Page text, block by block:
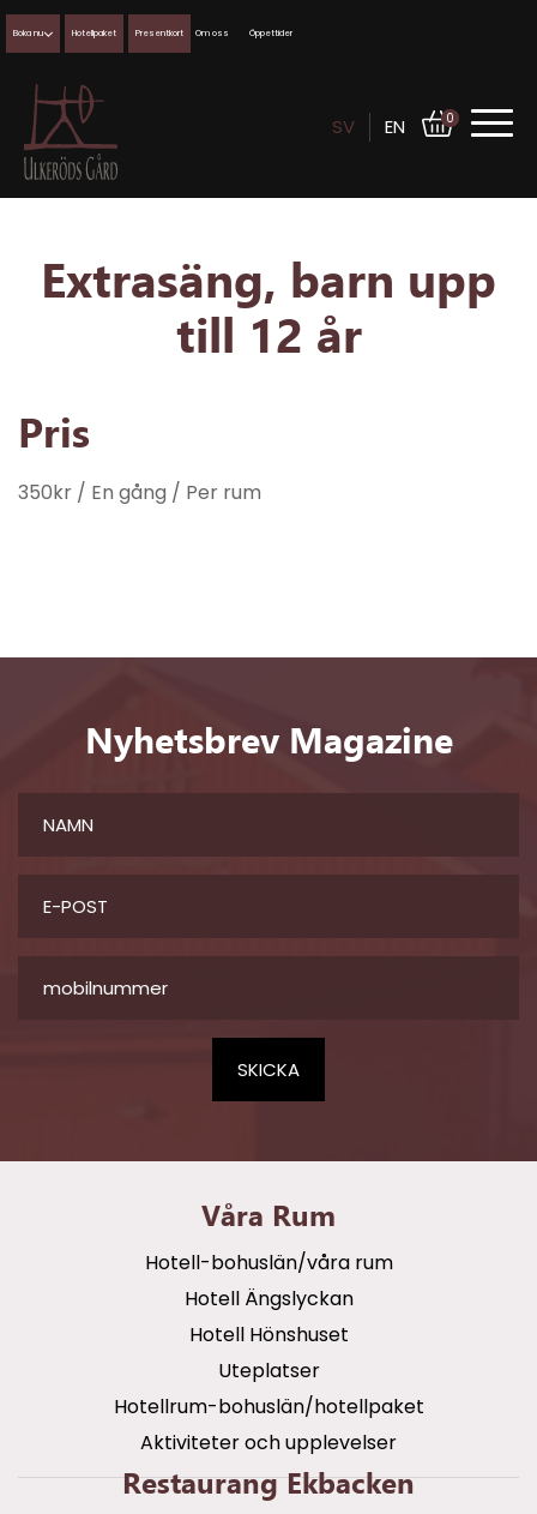
0
Boka nu Hotellpaket Presentkort Om oss Öppettider
SV EN
Extrasäng, barn upp
till 12 år
Pris
350kr / En gång / Per rum
Våra Rum
Hotell-bohuslän/våra rum
Hotell Ängslyckan
Hotell Hönshuset
Uteplatser
Hotellrum-bohuslän/hotellpaket
Aktiviteter och upplevelser
Restaurang Ekbacken
Nyhetsbrev Magazine